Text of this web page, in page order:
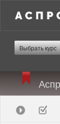
Выбрать курс